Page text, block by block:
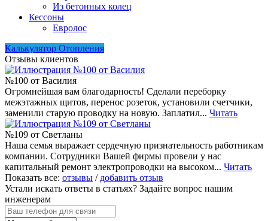
Из бетонных колец
Кессоны
Евролос
Калькулятор Отопления
Отзывы клиентов
№100 от Василия
Огромнейшая вам благодарность! Сделали переборку
межэтажных щитов, перенос розеток, установили счетчики,
заменили старую проводку на новую. Заплатил... Читать
№109 от Светланы
Наша семья выражает сердечную признательность работникам
компании. Сотрудники Вашей фирмы провели у нас
капитальный ремонт электропроводки на высоком... Читать
Показать все: отзывы / добавить отзыв
Устали искать ответы в статьях? Задайте вопрос нашим
инженерам